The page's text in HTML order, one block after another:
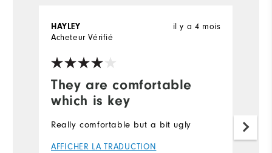
They are comfortable
which is key
il y a 4 mois
HAYLEY
Acheteur Vérifié
Really comfortable but a bit ugly
AFFICHER LA TRADUCTION